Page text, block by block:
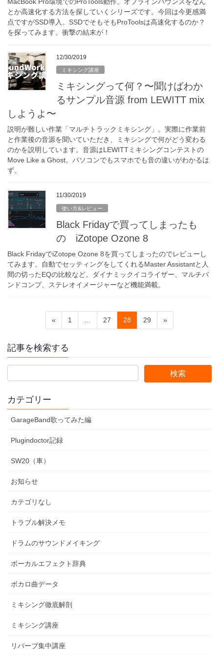
とか高速化する方法を探していくシリーズです。今回は今更感満
点ですがSSD導入。SSDでそもそもProToolsは高速化するのか？
を探ってみます。衝撃の結末が！
12/30/2019
ミキシング講座
ミキシングって何？〜聞けばわか
るサンプル音源 from LEWITT mix
しようよ〜
説明が難しい作業「マルチトラックミキシング」。実際に作業前
と作業後の音源を聞いていただき、ミキシングで何がどう変わる
のかを説明しています。音源はLEWITTミキシングコンテストの
Move Like a Ghost。パソコンでもスマホでも音の違いがわかるは
ず。
11/30/2019
使い方&レビュー
Black Fridayで買ってしまったも
の iZotope Ozone 8
Black FridayでiZotope Ozone 8を買ってしまったのでレビューし
てみます。自動でセッティングをしてくれるMaster Assistantと人
間の切ったEQの比較など。ダイナミックイコライザー、マルチバ
ンドコンプ、ステレオイメージャーなど機能満載。
の
ペ
送
り
«
固
定
ジ
1
固
定
ジ
27
固
定
ジ
28
固
定
ジ
29 »
記事を検索する
カテゴリー
GarageBand歌ってみた編
Plugindoctor記録
SW20（車）
お知らせ
カテゴリなし
トラブル解決メモ
ドラムのサウンドメイキング
ボーカルエフェクト辞典
ボカロ曲データ
ミキシング徹底解剖
ミキシング講座
リバーブ集中講座